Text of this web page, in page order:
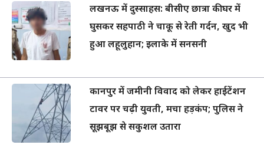
लखनऊ में दुस्साहस: बीसीए छात्रा की घर में
घुसकर सहपाठी ने चाकू से रेती गर्दन, खुद भी
हुआ लहूलुहान; इलाके में सनसनी
कानपुर में जमीनी विवाद को लेकर हाईटेंशन
टावर पर चढ़ी युवती, मचा हड़कंप; पुलिस ने
सूझबूझ से सकुशल उतारा